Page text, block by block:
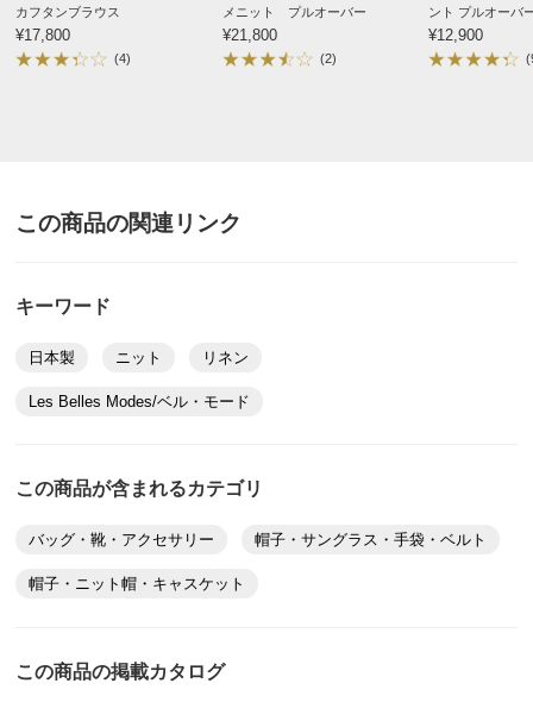
カフタンブラウス
¥17,800
(4)
メニット プルオーバー
¥21,800
(2)
ント プルオーバ
¥12,900
この商品の関連リンク
キーワード
日本製 ニット リネン
Les Belles Modes/ベル・モード
この商品が含まれるカテゴリ
バッグ・靴・アクセサリー 帽子・サングラス・手袋・ベルト
帽子・ニット帽・キャスケット
この商品の掲載カタログ